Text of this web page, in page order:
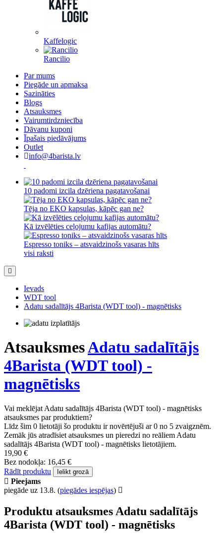
Kaffelogic
Rancilio
Par mums
Piegāde un apmaksa
Sazināties
Blogs
Atsauksmes
Vairumtirdzniecība
Dāvanu kuponi
Īpašais piedāvājums
Outlet
info@4barista.lv
10 padomi izcila dzēriena pagatavošanai
Tēja no EKO kapsulas, kāpēc gan ne?
Kā izvēlēties ceļojumu kafijas automātu?
Espresso toniks – atsvaidzinošs vasaras hīts
visi raksti
Ievads
WDT tool
Adatu sadalītājs 4Barista (WDT tool) - magnētisks
AtsauksmesAdatu sadalītājs
4Barista (WDT tool) -
magnētisks
Vai meklējat Adatu sadalītājs 4Barista (WDT tool) - magnētisks
atsauksmes par produktiem?
Līdz šim 0 lietotāji šo produktu ir novērtējuši ar 0 no 5 zvaigznēm.
Zemāk jūs atradīsiet atsauksmes un pieredzi no reāliem Adatu
sadalītājs 4Barista (WDT tool) - magnētisks lietotājiem.
19,90 €
Bez nodokļa: 16,45 €
Rādīt produktu
Ielikt grozā
Pieejams
piegāde uz 13.8. (piegādes iespējas)
Produktu atsauksmes Adatu sadalītājs
4Barista (WDT tool) - magnētisks